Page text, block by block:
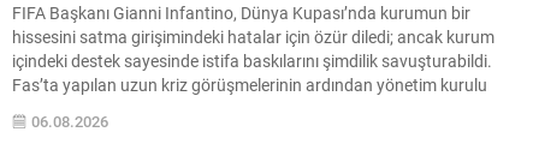
FIFA Başkanı Gianni Infantino, Dünya Kupası’nda kurumun bir
hissesini satma girişimindeki hatalar için özür diledi; ancak kurum
içindeki destek sayesinde istifa baskılarını şimdilik savuşturabildi.
Fas’ta yapılan uzun kriz görüşmelerinin ardından yönetim kurulu
Infantino’ya tam destek verdiğini açıkladı. Sızdırılan plan detayları ve
ulusal federasyonlara verilen teşvik tekliflerinin ortaya çıkışı, yoğun
06.08.2026